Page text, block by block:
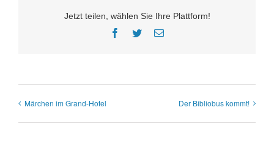
Jetzt teilen, wählen Sie Ihre Plattform!
Facebook
TwitterE-
Märchen im Grand-Hotel Der Bibliobus kommt!